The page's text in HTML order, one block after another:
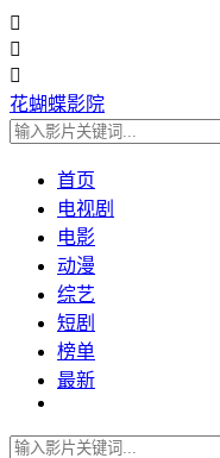



花蝴蝶影院
首页
电视剧
电影
动漫
综艺
短剧
榜单
最新